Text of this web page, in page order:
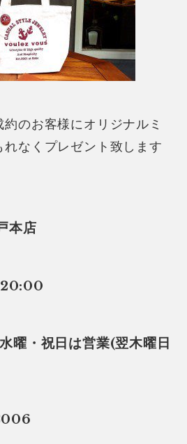
約のお客様にオリジナルミ
なくプレゼント致します
本店
20:00
曜・祝日は営業(翌木曜日